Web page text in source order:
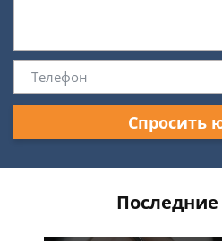
Спросить
Последние